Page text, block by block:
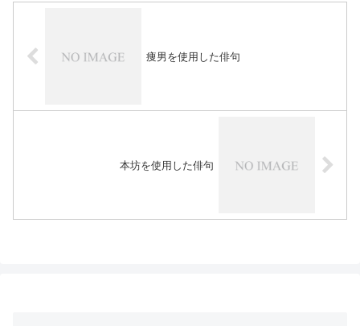
痩男を使用した俳句
本坊を使用した俳句